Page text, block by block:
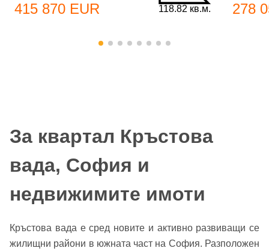
415 870 EUR 118.82 кв.м. 278
За квартал Кръстова
вада, София и
недвижимите имоти
Кръстова вада е сред новите и активно развиващи се
жилищни райони в южната част на София. Разположен